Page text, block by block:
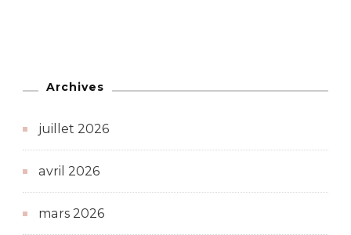
Archives
juillet 2026
avril 2026
mars 2026